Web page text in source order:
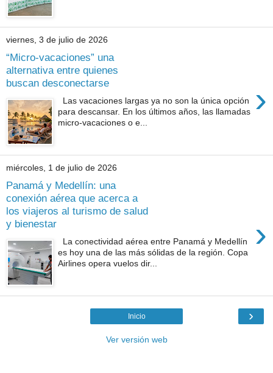
viernes, 3 de julio de 2026
“Micro-vacaciones” una
alternativa entre quienes
buscan desconectarse
›
Las vacaciones largas ya no son la única opción
para descansar. En los últimos años, las llamadas
micro-vacaciones o e...
miércoles, 1 de julio de 2026
Panamá y Medellín: una
conexión aérea que acerca a
los viajeros al turismo de salud
y bienestar
›
La conectividad aérea entre Panamá y Medellín
es hoy una de las más sólidas de la región. Copa
Airlines opera vuelos dir...
›
Inicio
Ver versión web